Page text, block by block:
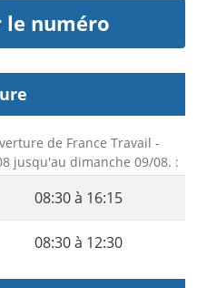
le numéro
de France Travail -
jusqu'au dimanche 09/08. :
08:30 à 16:15
08:30 à 12:30